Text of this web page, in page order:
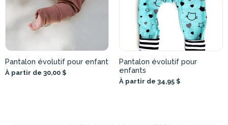
Pantalon évolutif pour enfant
À partir de 30,00 $
Pantalon évolutif pour
enfants
À partir de 34,95 $